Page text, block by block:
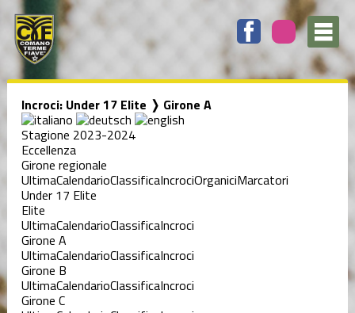
Incroci: Under 17 Elite ❭ Girone A
Stagione 2023-2024
Eccellenza
Girone regionale
UltimaCalendarioClassificaIncrociOrganiciMarcatori
Under 17 Elite
Elite
UltimaCalendarioClassificaIncroci
Girone A
UltimaCalendarioClassificaIncroci
Girone B
UltimaCalendarioClassificaIncroci
Girone C